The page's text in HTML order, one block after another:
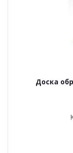
Доска